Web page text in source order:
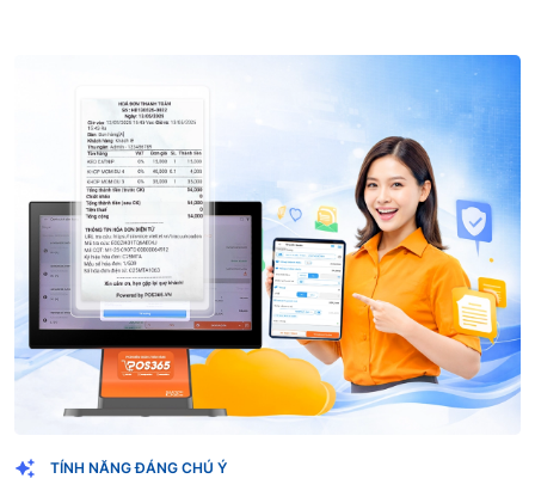
TÍNH NĂNG ĐÁNG CHÚ Ý